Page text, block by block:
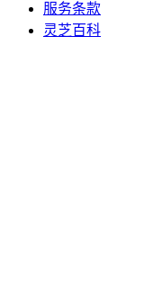
服务条款
灵芝百科